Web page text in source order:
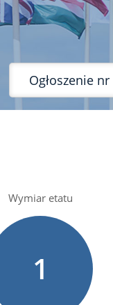
Ogłoszenie nr
Wymiar etatu
1